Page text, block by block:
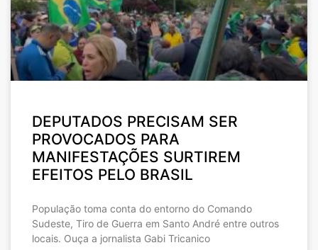
DEPUTADOS PRECISAM SER
PROVOCADOS PARA
MANIFESTAÇÕES SURTIREM
EFEITOS PELO BRASIL
População toma conta do entorno do Comando
Sudeste, Tiro de Guerra em Santo André entre outros
locais. Ouça a jornalista Gabi Tricanico